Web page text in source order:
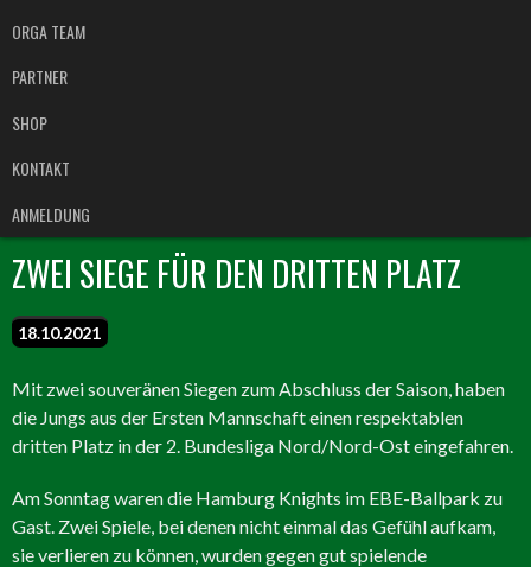
ORGA TEAM
PARTNER
SHOP
KONTAKT
ANMELDUNG
ZWEI SIEGE FÜR DEN DRITTEN PLATZ
18.10.2021
Mit zwei souveränen Siegen zum Abschluss der Saison, haben
die Jungs aus der Ersten Mannschaft einen respektablen
dritten Platz in der 2. Bundesliga Nord/Nord-Ost eingefahren.
Am Sonntag waren die Hamburg Knights im EBE-Ballpark zu
Gast. Zwei Spiele, bei denen nicht einmal das Gefühl aufkam,
sie verlieren zu können, wurden gegen gut spielende